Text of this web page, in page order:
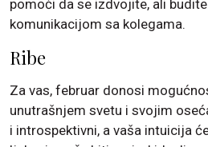
pomoći da se izdvojite, ali
komunikacijom sa kolegama.
Ribe
Za vas, februar donosi
unutrašnjem svetu i svojim
i introspektivni, a vaša intuicija